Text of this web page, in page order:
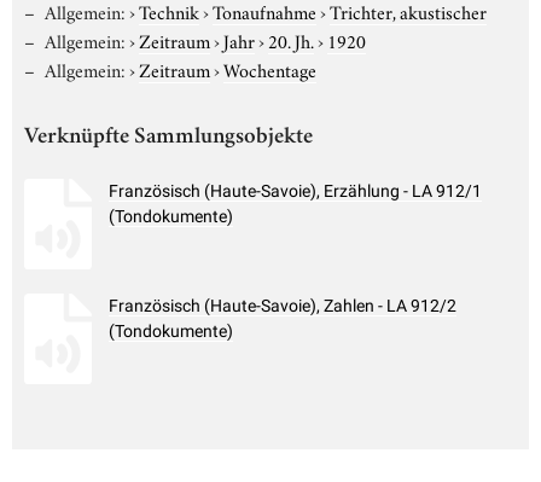
Allgemein:›Technik›Tonaufnahme›Trichter, akustischer
Allgemein:›Zeitraum›Jahr›20. Jh.› 1920
Allgemein:›Zeitraum›Wochentage
Verknüpfte Sammlungsobjekte
Französisch (Haute-Savoie), Erzählung - LA 912/1
(Tondokumente)
Französisch (Haute-Savoie), Zahlen - LA 912/2
(Tondokumente)